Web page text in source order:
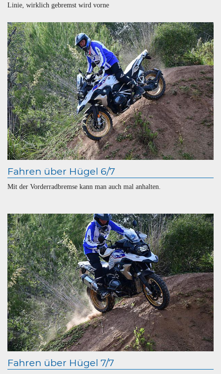
Linie, wirklich gebremst wird vorne
Fahren über Hügel 6/7
Mit der Vorderradbremse kann man auch mal anhalten.
Fahren über Hügel 7/7